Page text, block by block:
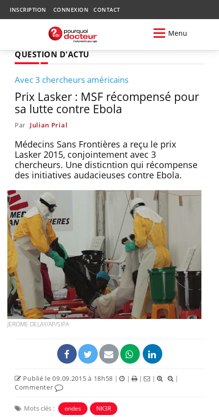
INSCRIPTION CONNEXION CONTACT
Menu
QUESTION D'ACTU
Avec 3 chercheurs américains
Prix Lasker : MSF récompensé pour
sa lutte contre Ebola
Par Julian Prial
Médecins Sans Frontières a reçu le prix
Lasker 2015, conjointement avec 3
chercheurs. Une disticntion qui récompense
des initiatives audacieuses contre Ebola.
JEROME DELAY/AP/SIPA
Publié le 09.09.2015 à 18h58 | | | |
|
Commenter
Mots clés : ondes NK3R